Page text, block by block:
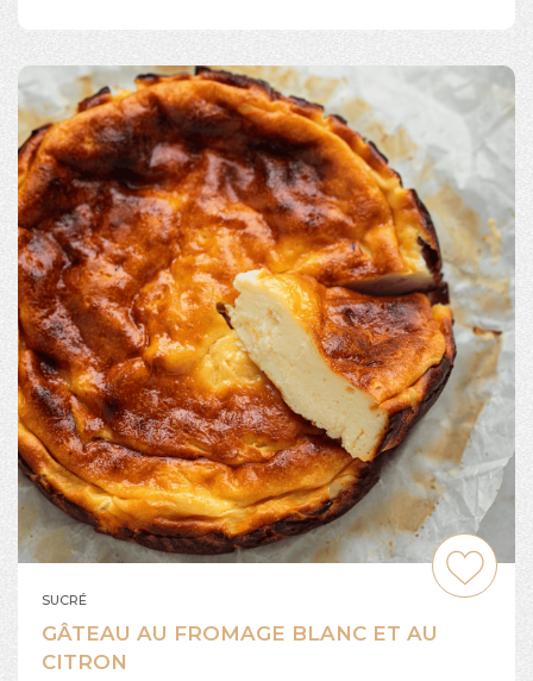
SUCRÉ
GÂTEAU AU FROMAGE BLANC ET AU
CITRON